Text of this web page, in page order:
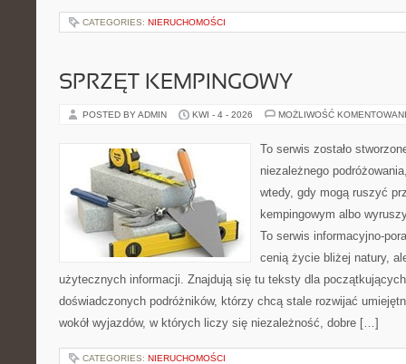
CATEGORIES: NIERUCHOMOŚCI
SPRZĘT KEMPINGOWY
POSTED BY ADMIN KWI - 4 - 2026 MOŻLIWOŚĆ
To serwis zostało
niezależnego
wtedy, gdy mogą ruszyć
kempingowym albo
To serwis informacyjno-
cenią życie bliżej natury,
użytecznych informacji. Znajdują się tu teksty dla
doświadczonych podróżników, którzy chcą stale rozwijać
wokół wyjazdów, w których liczy się niezależność, dobre […]
CATEGORIES: NIERUCHOMOŚCI